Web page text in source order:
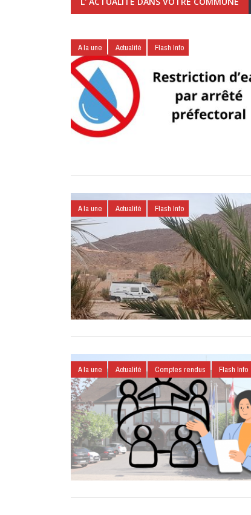
A la une Actualité Flash Info
A la une Actualité Flash Info
A la une Actualité Comptes rendus Flash Info